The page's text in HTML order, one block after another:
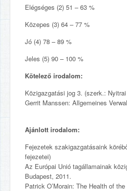
Elégséges (2) 51 – 63 %
Közepes (3) 64 – 77 %
Jó (4) 78 – 89 %
Jeles (5) 90 – 100 %
Kötelező irodalom:
Közigazgatási jog 3. (szerk.:
Gerrit Manssen: Allgemeines
Ajánlott irodalom:
Fejezetek szakigazgatásaink
fejezetei)
Az Európai Unió tagállamainak
Budapest, 2011.
Patrick O’Morain: The Health of